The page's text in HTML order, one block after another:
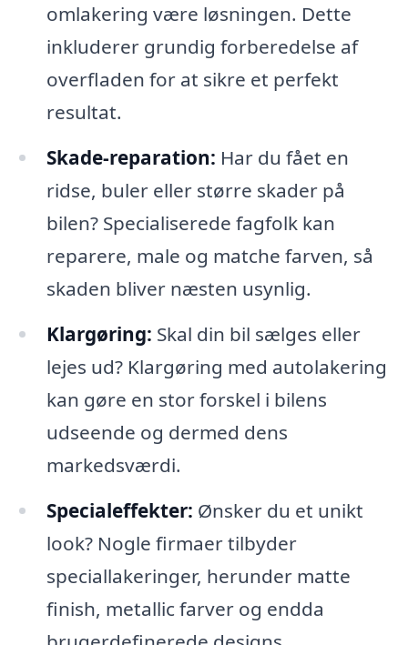
omlakering være løsningen. Dette
inkluderer grundig forberedelse af
overfladen for at sikre et perfekt
resultat.
Skade-reparation: Har du fået en
ridse, buler eller større skader på
bilen? Specialiserede fagfolk kan
reparere, male og matche farven, så
skaden bliver næsten usynlig.
Klargøring: Skal din bil sælges eller
lejes ud? Klargøring med autolakering
kan gøre en stor forskel i bilens
udseende og dermed dens
markedsværdi.
Specialeffekter: Ønsker du et unikt
look? Nogle firmaer tilbyder
speciallakeringer, herunder matte
finish, metallic farver og endda